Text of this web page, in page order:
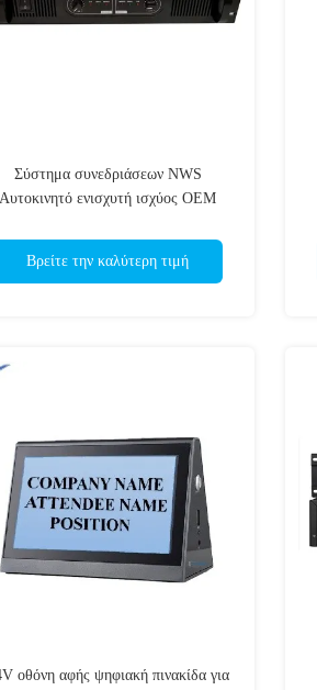
Σύστημα συνεδριάσεων NWS
Αυτοκινητό ενισχυτή ισχύος OEM
Βρείτε την καλύτερη τιμή
οθόνη αφής ψηφιακή πινακίδα για